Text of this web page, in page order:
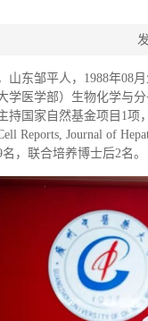
山东邹平人， 1988年08
学医学部）生物化学与
持国家自然基金项目 1项
Reports, Journal of
名，联合培养博士后2名。